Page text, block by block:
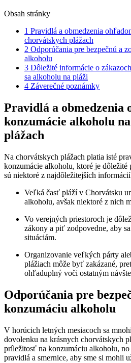
Obsah stránky
1 Pravidlá a obmedzenia
chorvátskych plážach
2 Odporúčania pre bezpečnú a
alkoholu
3 Dôležité informácie o
sa alkoholu na pláži
4 Záverečné poznámky
Pravidlá a obmedzenia
konzumácie alkoholu
plážach
Na chorvátskych plážach platia isté
konzumácie alkoholu, ktoré je dôležité
sú niektoré z najdôležitejších
Veľká časť pláží v Chorvátsku
alkoholu, avšak niektoré z nich
Vo verejných priestoroch je
zákony a piť zodpovedne, aby
situáciám.
Organizovanie veľkých párty
plážiach môže byť zakázané,
ohľaduplný voči ostatným
Odporúčania pre
konzumáciu alkoholu
V horúcich letných mesiacoch sa
dovolenku na krásnych chorvátskych
príležitosť na konzumáciu alkoholu,
pravidlá a smernice, aby sme si mohli